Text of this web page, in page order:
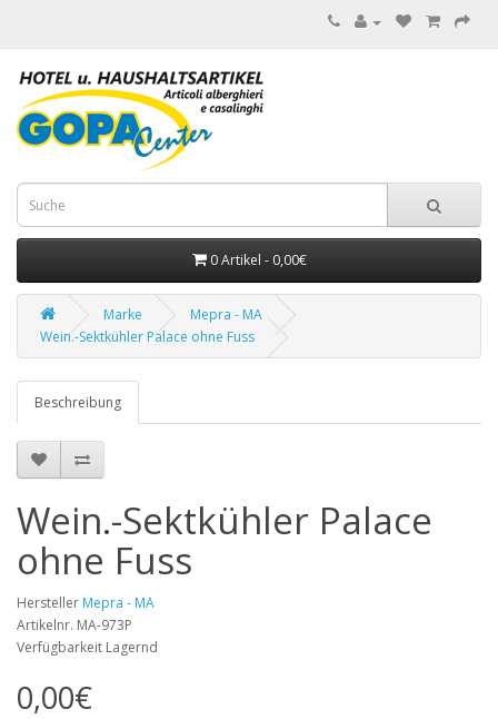
0 Artikel - 0,00€
Marke
Mepra - MA
Wein.-Sektkühler Palace ohne Fuss
Beschreibung
Wein.-Sektkühler Palace
ohne Fuss
Hersteller Mepra - MA
Artikelnr. MA-973P
Verfügbarkeit Lagernd
0,00€